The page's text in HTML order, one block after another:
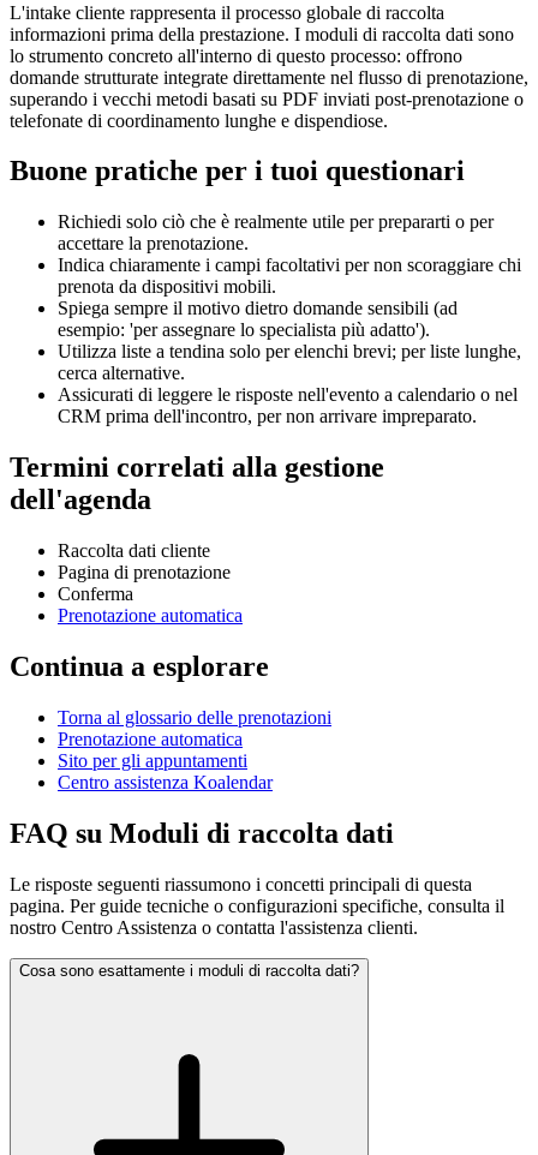
L'intake cliente rappresenta il processo globale di raccolta
informazioni prima della prestazione. I moduli di raccolta dati sono
lo strumento concreto all'interno di questo processo: offrono
domande strutturate integrate direttamente nel flusso di prenotazione,
superando i vecchi metodi basati su PDF inviati post-prenotazione o
telefonate di coordinamento lunghe e dispendiose.
Buone pratiche per i tuoi questionari
Richiedi solo ciò che è realmente utile per prepararti o per
accettare la prenotazione.
Indica chiaramente i campi facoltativi per non scoraggiare chi
prenota da dispositivi mobili.
Spiega sempre il motivo dietro domande sensibili (ad
esempio: 'per assegnare lo specialista più adatto').
Utilizza liste a tendina solo per elenchi brevi; per liste lunghe,
cerca alternative.
Assicurati di leggere le risposte nell'evento a calendario o nel
CRM prima dell'incontro, per non arrivare impreparato.
Termini correlati alla gestione
dell'agenda
Raccolta dati cliente
Pagina di prenotazione
Conferma
Prenotazione automatica
Continua a esplorare
Torna al glossario delle prenotazioni
Prenotazione automatica
Sito per gli appuntamenti
Centro assistenza Koalendar
FAQ su Moduli di raccolta dati
Le risposte seguenti riassumono i concetti principali di questa
pagina. Per guide tecniche o configurazioni specifiche, consulta il
nostro Centro Assistenza o contatta l'assistenza clienti.
Cosa sono esattamente i moduli di raccolta dati?